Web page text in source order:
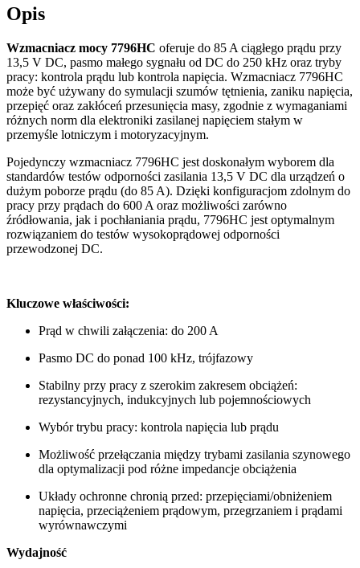
Opis
Wzmacniacz mocy 7796HC oferuje do 85 A ciągłego prądu przy
13,5 V DC, pasmo małego sygnału od DC do 250 kHz oraz tryby
pracy: kontrola prądu lub kontrola napięcia. Wzmacniacz 7796HC
może być używany do symulacji szumów tętnienia, zaniku napięcia,
przepięć oraz zakłóceń przesunięcia masy, zgodnie z wymaganiami
różnych norm dla elektroniki zasilanej napięciem stałym w
przemyśle lotniczym i motoryzacyjnym.
Pojedynczy wzmacniacz 7796HC jest doskonałym wyborem dla
standardów testów odporności zasilania 13,5 V DC dla urządzeń o
dużym poborze prądu (do 85 A). Dzięki konfiguracjom zdolnym do
pracy przy prądach do 600 A oraz możliwości zarówno
źródłowania, jak i pochłaniania prądu, 7796HC jest optymalnym
rozwiązaniem do testów wysokoprądowej odporności
przewodzonej DC.
Kluczowe właściwości:
Prąd w chwili załączenia: do 200 A
Pasmo DC do ponad 100 kHz, trójfazowy
Stabilny przy pracy z szerokim zakresem obciążeń:
rezystancyjnych, indukcyjnych lub pojemnościowych
Wybór trybu pracy: kontrola napięcia lub prądu
Możliwość przełączania między trybami zasilania szynowego
dla optymalizacji pod różne impedancje obciążenia
Układy ochronne chronią przed: przepięciami/obniżeniem
napięcia, przeciążeniem prądowym, przegrzaniem i prądami
wyrównawczymi
Wydajność